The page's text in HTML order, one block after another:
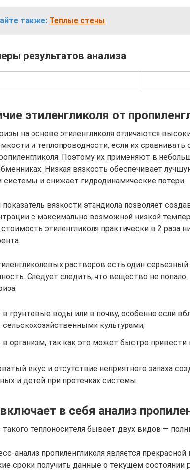
также: Теплые стены
результатов анализа
этиленгликоля от
на основе этиленгликоля отличаются
и теплопроводности, если их
Поэтому их применяют в
Низкая вязкость обеспечивает
системы и снижает гидродинамические потери.
вязкости этандиола позволяет
с максимально возможной низкой
этиленгликоля практически в 2 раза
растворов есть один
Следует следить, что вещество не
в грунтовые воды или в почву, особенно если
сельскохозяйственными культурами;
в организм, так как это может быстро привести
вкус и отсутствие неприятного запаха
и детей при протечках системы.
в себя анализ
такого теплоносителя бывает двух видов —
анализ пропиленгликоля является
сроки получить данные о текущем состоянии